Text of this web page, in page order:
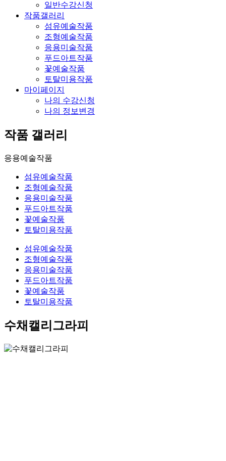
일반수강신청
작품갤러리
섬유예술작품
조형예술작품
응용미술작품
푸드아트작품
꽃예술작품
토탈미용작품
마이페이지
나의 수강신청
나의 정보변경
작품 갤러리
응용예술작품
섬유예술작품
조형예술작품
응용미술작품
푸드아트작품
꽃예술작품
토탈미용작품
섬유예술작품
조형예술작품
응용미술작품
푸드아트작품
꽃예술작품
토탈미용작품
수채캘리그라피